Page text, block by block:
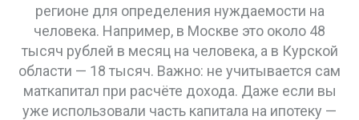
регионе для определения нуждаемости на
человека. Например, в Москве это около 48
тысяч рублей в месяц на человека, а в Курской
области — 18 тысяч. Важно: не учитывается сам
маткапитал при расчёте дохода. Даже если вы
уже использовали часть капитала на ипотеку —